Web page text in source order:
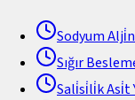
Sodyum
Sığır
Sali̇si̇li̇k Asi̇t